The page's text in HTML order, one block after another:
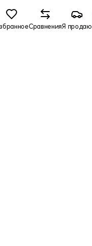
СравненияЯ продаю